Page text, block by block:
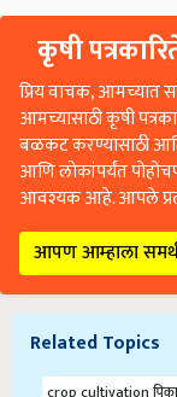
कृषी
प्रिय वाचक, आमच्यात
आमच्यासाठी कृषी
बळकट करण्यासाठी
आणि लोकांपर्यंत
आवश्यक आहे. आपले
आपण आम्हाला
Related Topics